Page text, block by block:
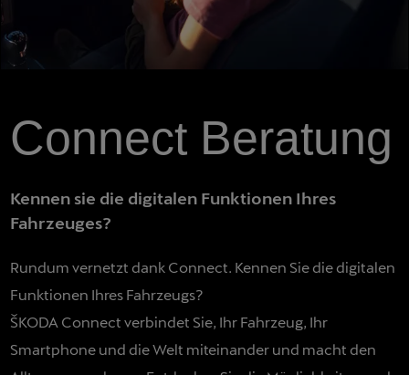
Connect Beratung
Kennen sie die digitalen Funktionen Ihres
Fahrzeuges?
Rundum vernetzt dank Connect. Kennen Sie die digitalen
Funktionen Ihres Fahrzeugs?
ŠKODA Connect verbindet Sie, Ihr Fahrzeug, Ihr
Smartphone und die Welt miteinander und macht den